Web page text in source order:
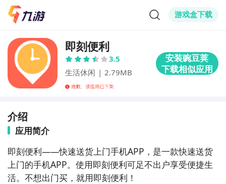
游戏盒下载
即刻便利
3.5
生活休闲 | 2.79MB
介绍
应用简介
即刻便利——快速送货上门手机APP，是一款快速送货
上门的手机APP。使用即刻便利可足不出户享受便捷生
活。不想出门买，就用即刻便利！